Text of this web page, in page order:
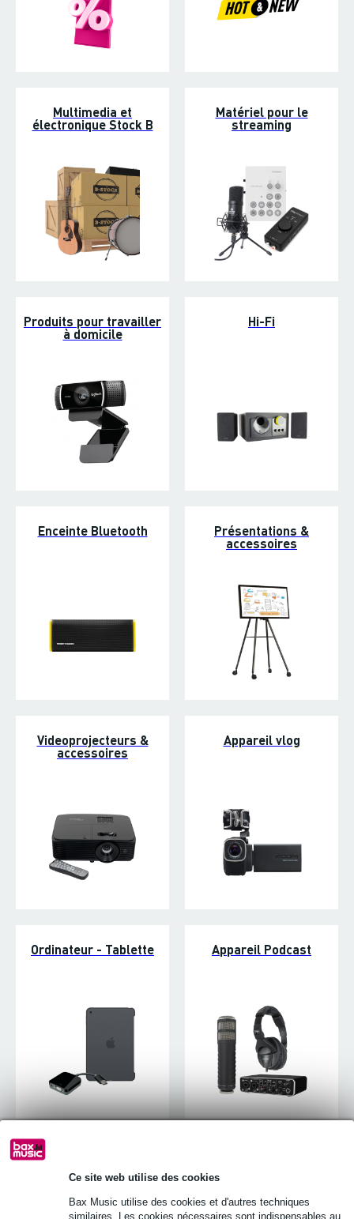
Ce site web utilise des cookies
Bax Music utilise des cookies et d'autres techniques
similaires. Les cookies nécessaires sont indispensables au
Multimedia et
électronique Stock B
Matériel pour le
streaming
Produits pour travailler
à domicile
Hi-Fi
Enceinte Bluetooth Présentations &
accessoires
Videoprojecteurs &
accessoires
Appareil vlog
Ordinateur - Tablette Appareil Podcast
Stockage de données
et lecteurs